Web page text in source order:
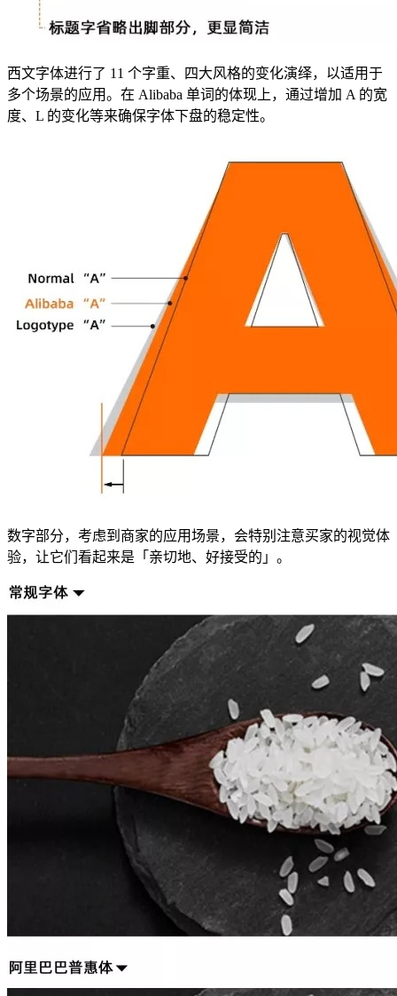
西文字体进行了 11 个字重、四大风格的变化演绎，以适用于
多个场景的应用。在 Alibaba 单词的体现上，通过增加 A 的宽
度、L 的变化等来确保字体下盘的稳定性。
数字部分，考虑到商家的应用场景，会特别注意买家的视觉体
验，让它们看起来是「亲切地、好接受的」。